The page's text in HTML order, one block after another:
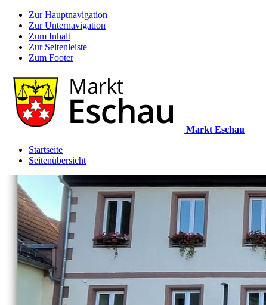
Zur Hauptnavigation
Zur Unternavigation
Zum Inhalt
Zur Seitenleiste
Zum Footer
Markt Eschau
Startseite
Seitenübersicht